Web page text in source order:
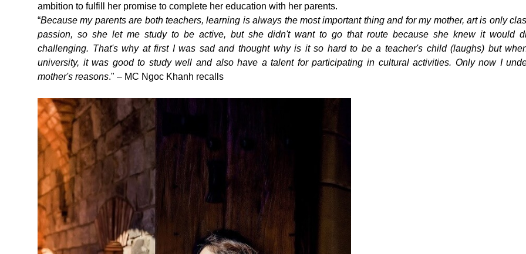
ambition to fulfill her promise to complete her education with her parents.
“Because my parents are both teachers, learning is always the most important thing and for my mother, art is only
passion, so she let me study to be active, but she didn't want to go that route because she knew it would
challenging. That's why at first I was sad and thought why is it so hard to be a teacher's child (laughs) but
university, it was good to study well and also have a talent for participating in cultural activities. Only now I
mother's reasons." – MC Ngoc Khanh recalls